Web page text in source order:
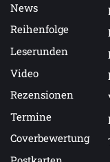
News
Reihenfolge
Leserunden
Video
Rezensionen
Termine
Coverbewertung